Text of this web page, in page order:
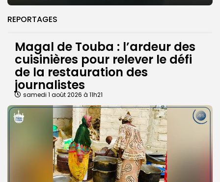
REPORTAGES
Magal de Touba : l’ardeur des
cuisinières pour relever le défi
de la restauration des
journalistes
samedi 1 août 2026 à 11h21